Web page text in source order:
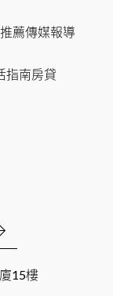
薦傳媒報導
指南房貸
15樓